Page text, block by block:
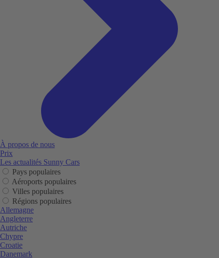
À propos de nous
Prix
Les actualités Sunny Cars
Pays populaires
Aéroports populaires
Villes populaires
Régions populaires
Allemagne
Angleterre
Autriche
Chypre
Croatie
Danemark